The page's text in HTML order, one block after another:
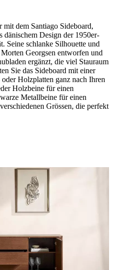
dem Santiago Sideboard,
dänischem Design der 1950er-
Seine schlanke Silhouette und
Georgsen entworfen und
ergänzt, die viel Stauraum
Sie das Sideboard mit einer
Holzplatten ganz nach Ihren
Holzbeine für einen
Metallbeine für einen
Grössen, die perfekt